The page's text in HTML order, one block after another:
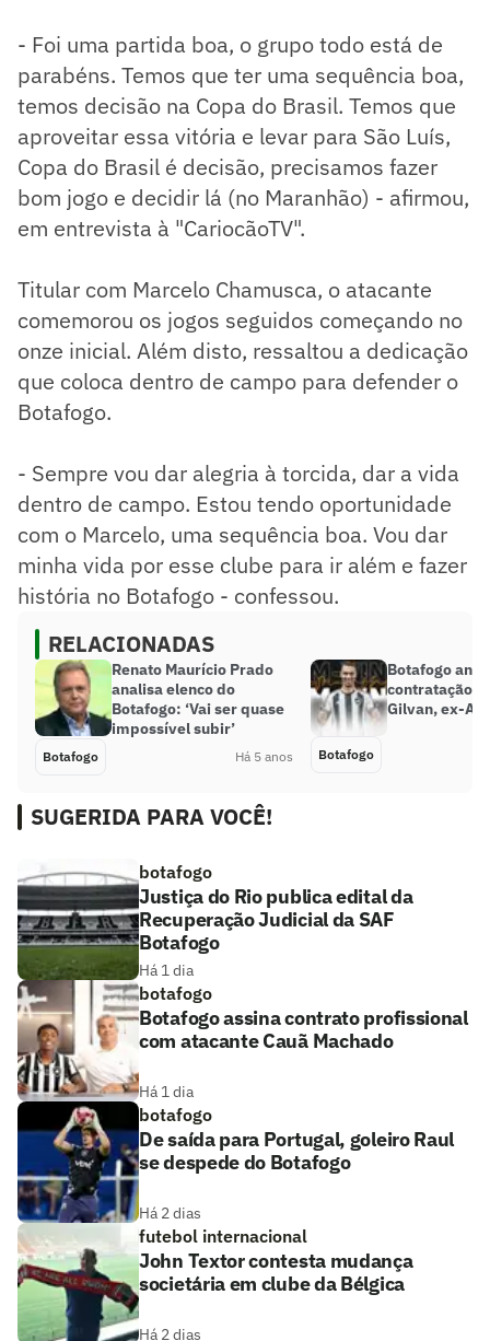
- Foi uma partida boa, o grupo todo está de
parabéns. Temos que ter uma sequência boa,
temos decisão na Copa do Brasil. Temos que
aproveitar essa vitória e levar para São Luís,
Copa do Brasil é decisão, precisamos fazer
bom jogo e decidir lá (no Maranhão) - afirmou,
em entrevista à "CariocãoTV".
Titular com Marcelo Chamusca, o atacante
comemorou os jogos seguidos começando no
onze inicial. Além disto, ressaltou a dedicação
que coloca dentro de campo para defender o
Botafogo.
- Sempre vou dar alegria à torcida, dar a vida
dentro de campo. Estou tendo oportunidade
com o Marcelo, uma sequência boa. Vou dar
minha vida por esse clube para ir além e fazer
história no Botafogo - confessou.
RELACIONADAS
Renato Maurício Prado
analisa elenco do
Botafogo: ‘Vai ser quase
impossível subir’
Botafogo Há 5 anos
Botafogo
contratação
Gilvan, ex-
Botafogo
SUGERIDA PARA VOCÊ!
botafogo
Justiça do Rio publica edital da
Recuperação Judicial da SAF
Botafogo
Há 1 dia
botafogo
Botafogo assina contrato profissional
com atacante Cauã Machado
Há 1 dia
botafogo
De saída para Portugal, goleiro Raul
se despede do Botafogo
Há 2 dias
futebol internacional
John Textor contesta mudança
societária em clube da Bélgica
Há 2 dias